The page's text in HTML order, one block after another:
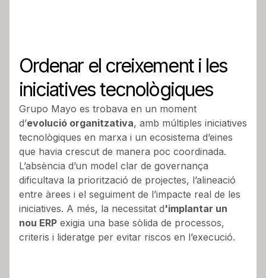
Ordenar el creixement i les
iniciatives tecnològiques
Grupo Mayo es trobava en un moment
d’evolució organitzativa, amb múltiples iniciatives
tecnològiques en marxa i un ecosistema d’eines
que havia crescut de manera poc coordinada.
L’absència d’un model clar de governança
dificultava la priorització de projectes, l’alineació
entre àrees i el seguiment de l’impacte real de les
iniciatives. A més, la necessitat d'implantar un
nou ERP exigia una base sòlida de processos,
criteris i lideratge per evitar riscos en l’execució.